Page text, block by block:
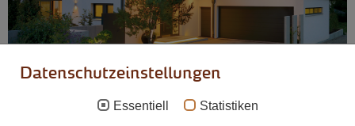
Holz: Die Möglichkeiten
Design
Modernisierung
Dachausbau
Holz kann… mehr!
Datenschutzeinstellungen
Essentiell Statistiken